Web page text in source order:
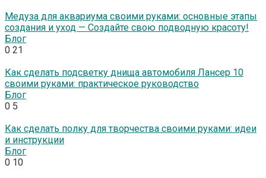
Медуза для аквариума своими руками: основные этапы
создания и уход — Создайте свою подводную красоту!
Блог
0 21
Как сделать подсветку днища автомобиля Лансер 10
своими руками: практическое руководство
Блог
0 5
Как сделать полку для творчества своими руками: идеи
и инструкции
Блог
0 10